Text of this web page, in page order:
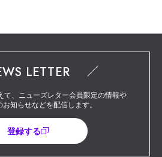
LETTER
て、ニューズレター会員限定の情報や
知らせなどを配信します。
登録する